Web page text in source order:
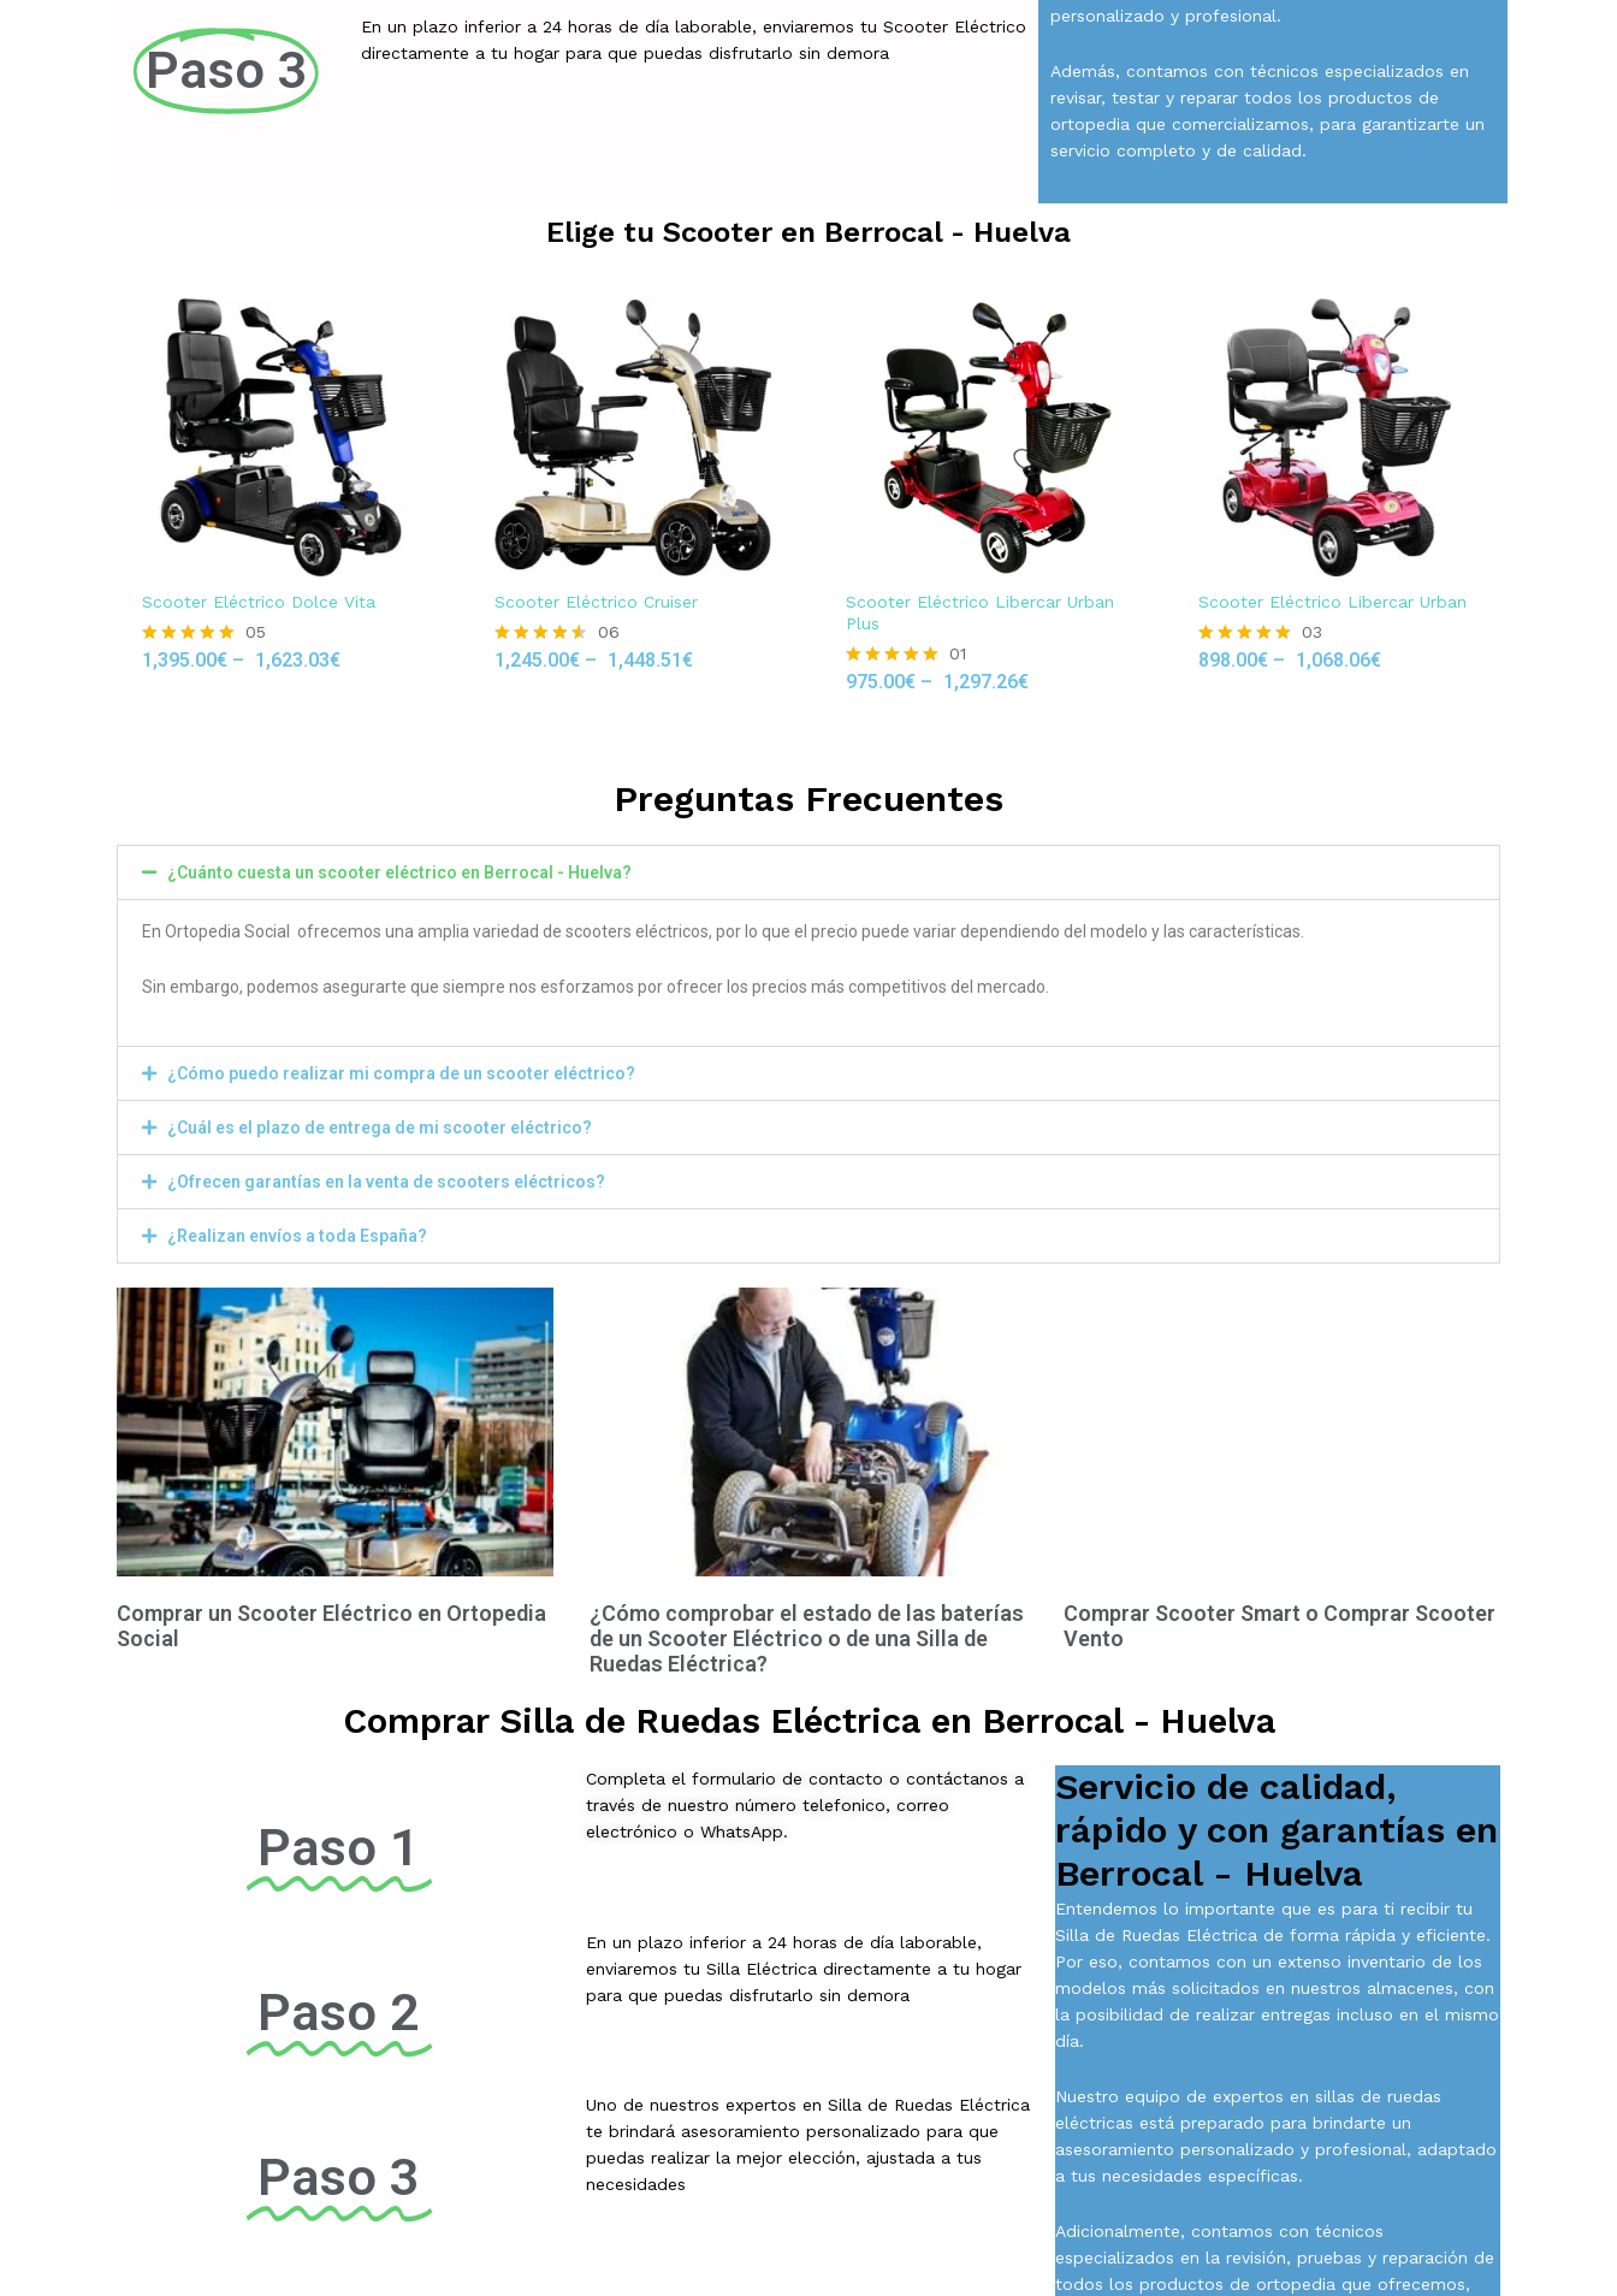
Paso 3
En un plazo inferior a 24 horas de día laborable, enviaremos tu Scooter Eléctrico
directamente a tu hogar para que puedas disfrutarlo sin demora
personalizado y profesional.
Además, contamos con técnicos especializados en
revisar, testar y reparar todos los productos de
ortopedia que comercializamos, para garantizarte un
servicio completo y de calidad.
Elige tu Scooter en Berrocal - Huelva
Scooter Eléctrico Dolce Vita
Rated
05
1,395.00€ – 1,623.03€
Scooter Eléctrico Cruiser
Rated
06
1,245.00€– 1,448.51€
Scooter Eléctrico Libercar Urban
Plus
Rated
01
975.00€ – 1,297.26€
Scooter Eléctrico Libercar Urban
Rated
03
898.00€– 1,068.06€
Preguntas Frecuentes
¿Cuánto cuesta un scooter eléctrico en Berrocal - Huelva?
En Ortopedia Social ofrecemos una amplia variedad de scooters eléctricos, por lo que el precio puede variar dependiendo del modelo y las características.
Sin embargo, podemos asegurarte que siempre nos esforzamos por ofrecer los precios más competitivos del mercado.
¿Cómo puedo realizar mi compra de un scooter eléctrico?
¿Cuál es el plazo de entrega de mi scooter eléctrico?
¿Ofrecen garantías en la venta de scooters eléctricos?
¿Realizan envíos a toda España?
Comprar un Scooter Eléctrico en Ortopedia
Social
¿Cómo comprobar el estado de las baterías
de un Scooter Eléctrico o de una Silla de
Ruedas Eléctrica?
Comprar Scooter Smart o Comprar Scooter
Vento
Comprar Silla de Ruedas Eléctrica en Berrocal - Huelva
Paso 1
Paso 2
Paso 3
Completa el formulario de contacto o contáctanos a
través de nuestro número telefonico, correo
electrónico o WhatsApp.
En un plazo inferior a 24 horas de día laborable,
enviaremos tu Silla Eléctrica directamente a tu hogar
para que puedas disfrutarlo sin demora
Uno de nuestros expertos en Silla de Ruedas Eléctrica
te brindará asesoramiento personalizado para que
puedas realizar la mejor elección, ajustada a tus
necesidades
Servicio de calidad,
rápido y con garantías en
Berrocal - Huelva
Entendemos lo importante que es para ti recibir tu
Silla de Ruedas Eléctrica de forma rápida y eficiente.
Por eso, contamos con un extenso inventario de los
modelos más solicitados en nuestros almacenes, con
la posibilidad de realizar entregas incluso en el mismo
día.
Nuestro equipo de expertos en sillas de ruedas
eléctricas está preparado para brindarte un
asesoramiento personalizado y profesional, adaptado
a tus necesidades específicas.
Adicionalmente, contamos con técnicos
especializados en la revisión, pruebas y reparación de
todos los productos de ortopedia que ofrecemos,